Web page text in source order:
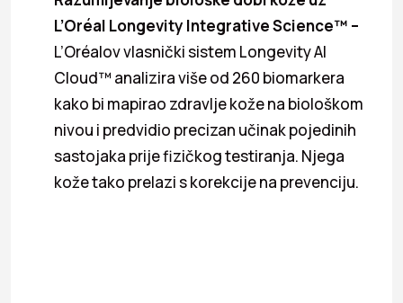
L’Oréal Longevity Integrative Science™ –
L’Oréalov vlasnički sistem Longevity AI
Cloud™ analizira više od 260 biomarkera
kako bi mapirao zdravlje kože na biološkom
nivou i predvidio precizan učinak pojedinih
sastojaka prije fizičkog testiranja. Njega
kože tako prelazi s korekcije na prevenciju.